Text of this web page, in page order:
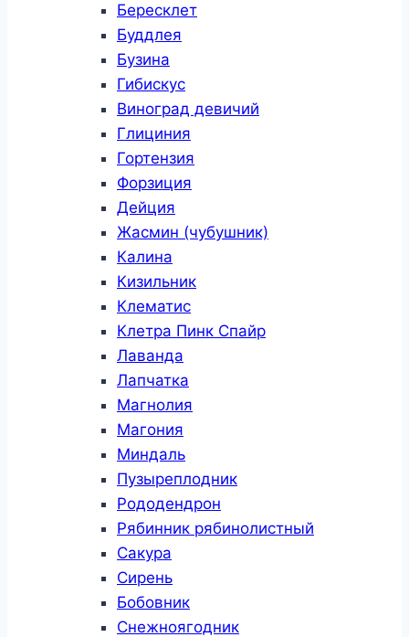
Бересклет
Буддлея
Бузина
Гибискус
Виноград девичий
Глициния
Гортензия
Форзиция
Дейция
Жасмин (чубушник)
Калина
Кизильник
Клематис
Клетра Пинк Спайр
Лаванда
Лапчатка
Магнолия
Магония
Миндаль
Пузыреплодник
Рододендрон
Рябинник рябинолистный
Сакура
Сирень
Бобовник
Снежноягодник